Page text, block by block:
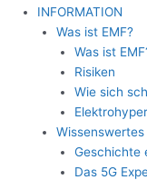
INFORMATION
Was ist EMF?
Was ist
Risiken
Wie sich
Wissenswertes
Geschichte
Das 5G